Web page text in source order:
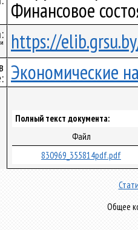
Финансовое
https://
Экономические
Полный текст документа:
Файл
830969_355814pdf.pdf
Общее